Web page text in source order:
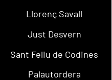
Llorenç Savall
Just Desvern
Sant Feliu de Codines
Palautordera